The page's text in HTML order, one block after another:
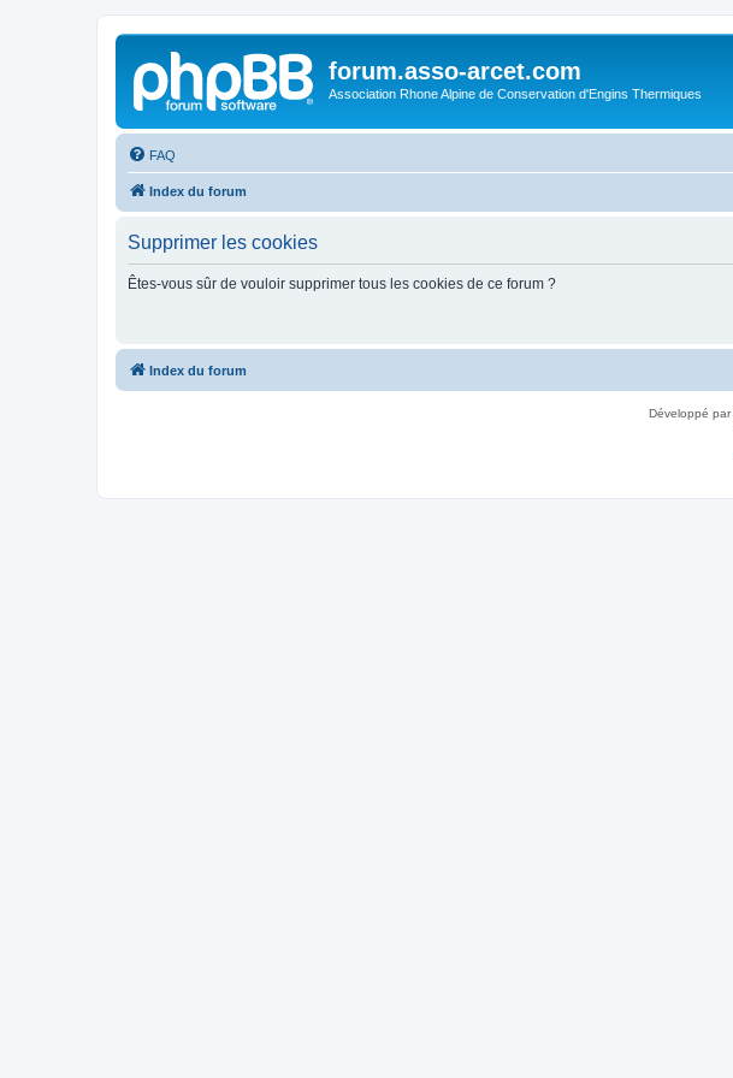
forum.asso-arcet.com
Association Rhone Alpine de Conservation d'Engins Thermiques
FAQ
Index du forum
Supprimer les cookies
Êtes-vous sûr de vouloir supprimer tous les cookies de ce forum ?
Index du forum
Développé par